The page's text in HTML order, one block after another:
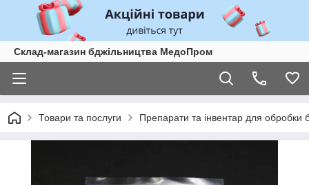
Склад-магазин бджільництва МедоПром
Товари та послуги Препарати та інвентар для обробки